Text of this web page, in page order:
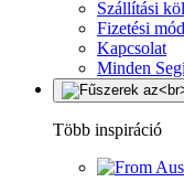
Szállítási
Fizetési
Kapcsolat
Minden
Több inspiráció